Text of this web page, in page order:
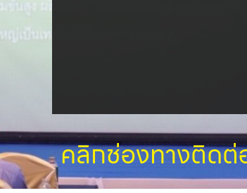
คลิกช่องทางติดต่